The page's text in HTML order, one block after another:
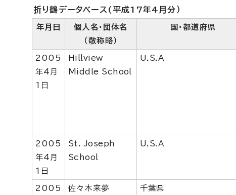
折り鶴データベース(平成17年4月分）
年月日
個人名・団体名
（敬称略）
国・都道府県
2005
年4月
1日
Hillview
Middle School
U.S.A
2005
年4月
1日
St. Joseph
School
U.S.A
2005
佐々木来夢 千葉県